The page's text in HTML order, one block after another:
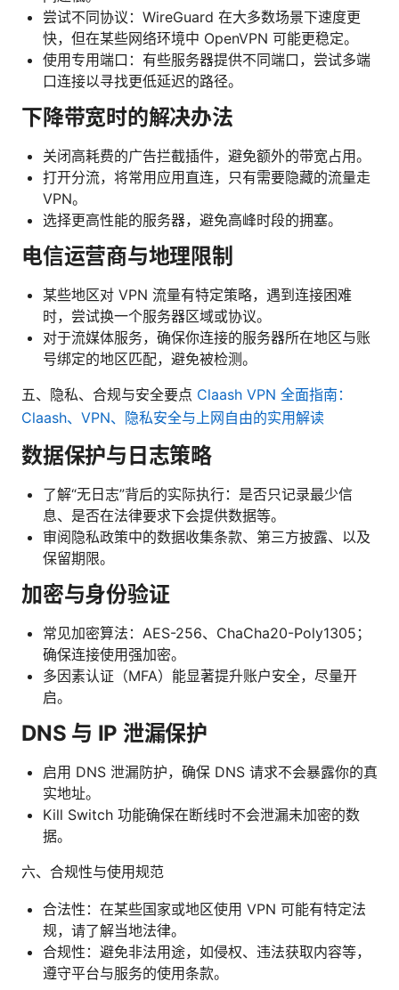
尝试不同协议：WireGuard 在大多数场景下速度更
快，但在某些网络环境中 OpenVPN 可能更稳定。
使用专用端口：有些服务器提供不同端口，尝试多端
口连接以寻找更低延迟的路径。
下降带宽时的解决办法
关闭高耗费的广告拦截插件，避免额外的带宽占用。
打开分流，将常用应用直连，只有需要隐藏的流量走
VPN。
选择更高性能的服务器，避免高峰时段的拥塞。
电信运营商与地理限制
某些地区对 VPN 流量有特定策略，遇到连接困难
时，尝试换一个服务器区域或协议。
对于流媒体服务，确保你连接的服务器所在地区与账
号绑定的地区匹配，避免被检测。
五、隐私、合规与安全要点 Claash VPN 全面指南：
Claash、VPN、隐私安全与上网自由的实用解读
数据保护与日志策略
了解“无日志”背后的实际执行：是否只记录最少信
息、是否在法律要求下会提供数据等。
审阅隐私政策中的数据收集条款、第三方披露、以及
保留期限。
加密与身份验证
常见加密算法：AES-256、ChaCha20-Poly1305；
确保连接使用强加密。
多因素认证（MFA）能显著提升账户安全，尽量开
启。
DNS 与 IP 泄漏保护
启用 DNS 泄漏防护，确保 DNS 请求不会暴露你的真
实地址。
Kill Switch 功能确保在断线时不会泄漏未加密的数
据。
六、合规性与使用规范
合法性：在某些国家或地区使用 VPN 可能有特定法
规，请了解当地法律。
合规性：避免非法用途，如侵权、违法获取内容等，
遵守平台与服务的使用条款。